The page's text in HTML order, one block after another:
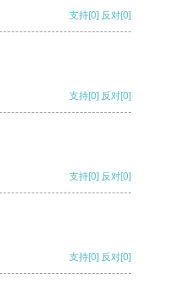
支持[0] 反对[0]
支持[0] 反对[0]
支持[0] 反对[0]
支持[0] 反对[0]